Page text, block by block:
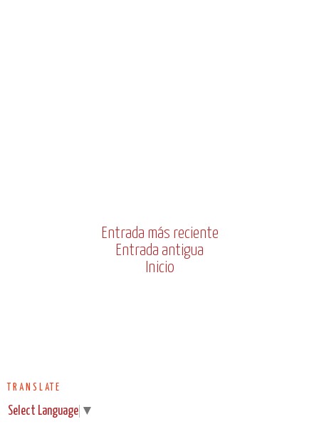
Entrada más reciente
Entrada antigua
Inicio
TRANSLATE
Select Language ▼